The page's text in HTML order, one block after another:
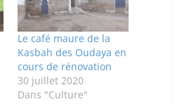
Le café maure de la
Kasbah des Oudaya en
cours de rénovation
30 juillet 2020
Dans "Culture"